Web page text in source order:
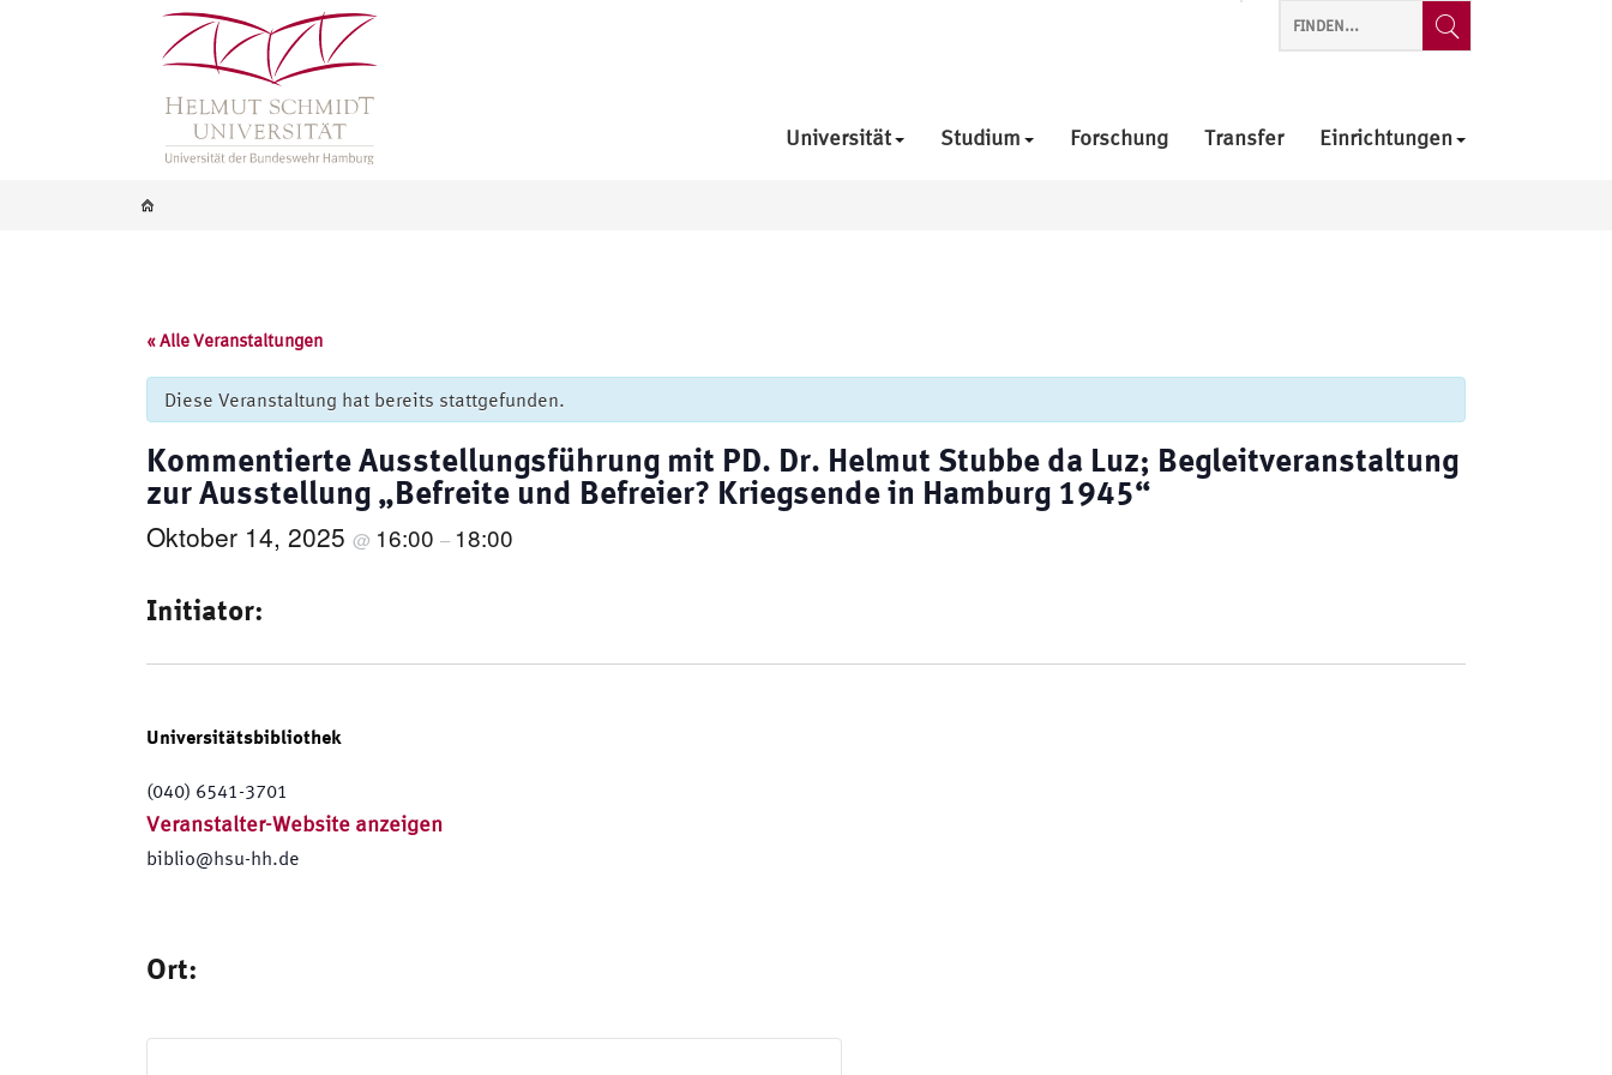
Universität Studium Forschung Transfer Einrichtungen
« Alle Veranstaltungen
Diese Veranstaltung hat bereits stattgefunden.
Kommentierte Ausstellungsführung mit PD. Dr. Helmut Stubbe da Luz; Begleitveranstaltung
zur Ausstellung „Befreite und Befreier? Kriegsende in Hamburg 1945“
Oktober 14, 2025 @ 16:00 – 18:00
Initiator:
Universitätsbibliothek
(040) 6541-3701
Veranstalter-Website anzeigen
biblio@hsu-hh.de
Ort: